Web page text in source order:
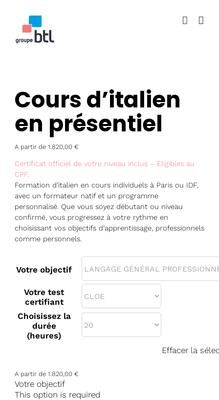
contenu
Cours d’italien
en présentiel
A partir de 1.820,00 €
Certificat officiel de votre niveau inclus – Eligibles au
CPF.
Formation d’italien en cours individuels à Paris ou IDF,
avec un formateur natif et un programme
personnalisé. Que vous soyez débutant ou niveau
confirmé, vous progressez à votre rythme en
choisissant vos objectifs d’apprentissage, professionnels
comme personnels.
Votre objectif
Votre test
certifiant
Choisissez la
durée
(heures)
Effacer la
A partir de 1.820,00 €
Votre objectif
This option is required